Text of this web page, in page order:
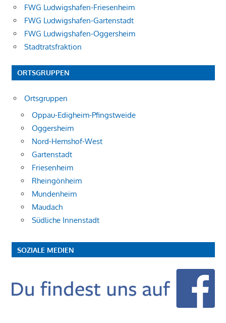
FWG Ludwigshafen-Friesenheim
FWG Ludwigshafen-Gartenstadt
FWG Ludwigshafen-Oggersheim
Stadtratsfraktion
ORTSGRUPPEN
Ortsgruppen
Oppau-Edigheim-Pfingstweide
Oggersheim
Nord-Hemshof-West
Gartenstadt
Friesenheim
Rheingönheim
Mundenheim
Maudach
Südliche Innenstadt
SOZIALE MEDIEN